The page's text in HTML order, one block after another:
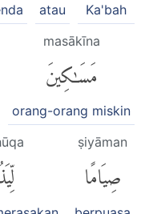
Ka'bah
atau
masākīna
مَسَٰكِينَ
orang-orang miskin
ṣiyāman
صِيَامًا